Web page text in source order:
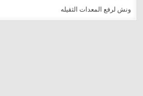
ونش لرفع المعدات الثقيله